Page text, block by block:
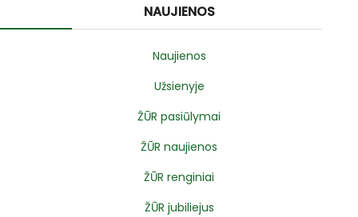
NAUJIENOS
Naujienos
Užsienyje
ŽŪR pasiūlymai
ŽŪR naujienos
ŽŪR renginiai
ŽŪR jubiliejus